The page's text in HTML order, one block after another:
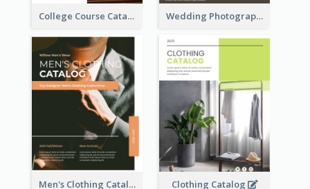
College Course Catalog Wedding Photography Catalog
Men's Clothing Catalog Clothing Catalog